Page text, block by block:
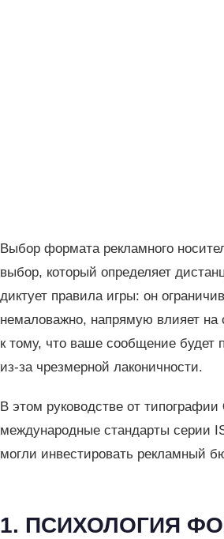
Выбор формата рекламного
выбор, который определяет
диктует правила игры: он
немаловажно, напрямую влияет
к тому, что ваше сообщение будет
из-за чрезмерной лаконичности.
В этом руководстве от типографии
международные стандарты серии
могли инвестировать рекламный
1. ПСИХОЛОГИЯ